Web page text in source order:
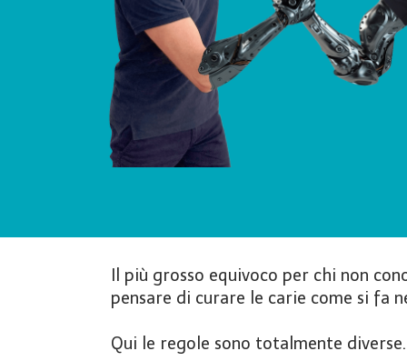
Il più grosso equivoco per chi non
pensare di curare le carie come si fa
Qui le regole sono totalmente diverse.